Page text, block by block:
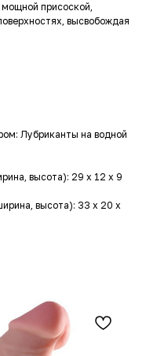
присоской,
высвобождая
Лубриканты на водной
высота): 29 x 12 x 9
высота): 33 x 20 x